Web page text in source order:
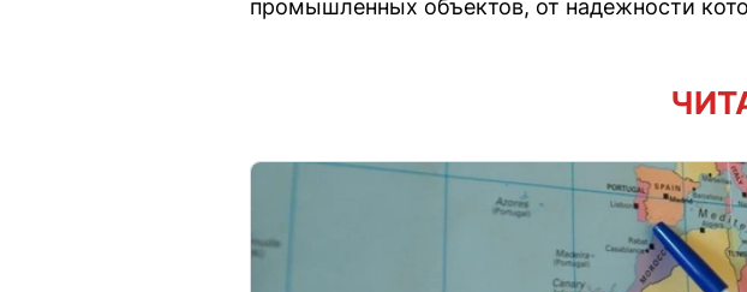
промышленных объектов, от надежности